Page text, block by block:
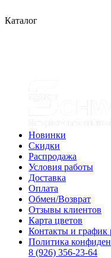
Каталог
Новинки
Скидки
Распродажа
Условия работы
Доставка
Оплата
Обмен/Возврат
Отзывы клиентов
Карта цветов
Контакты и график
Политика
8 (926) 356-23-64